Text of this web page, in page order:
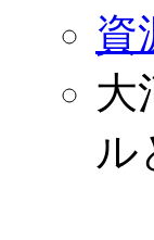
資
大
ル